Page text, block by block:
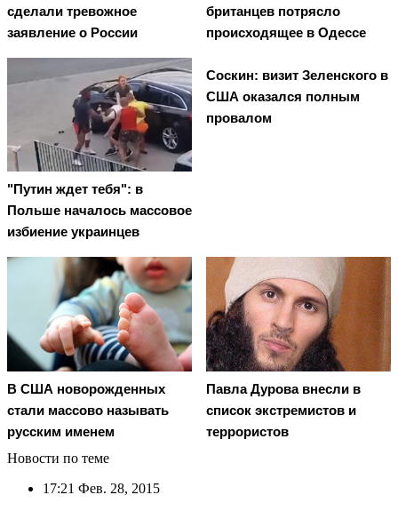
сделали тревожное
заявление о России
британцев потрясло
происходящее в Одессе
"Путин ждет тебя": в
Польше началось массовое
избиение украинцев
Соскин: визит Зеленского в
США оказался полным
провалом
В США новорожденных
стали массово называть
русским именем
Павла Дурова внесли в
список экстремистов и
террористов
Новости по теме
17:21 Фев. 28, 2015